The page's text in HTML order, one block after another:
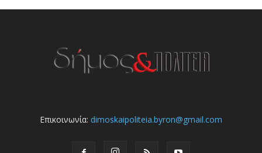
Επικοινωνία: dimoskaipoliteia.byron@gmail.com